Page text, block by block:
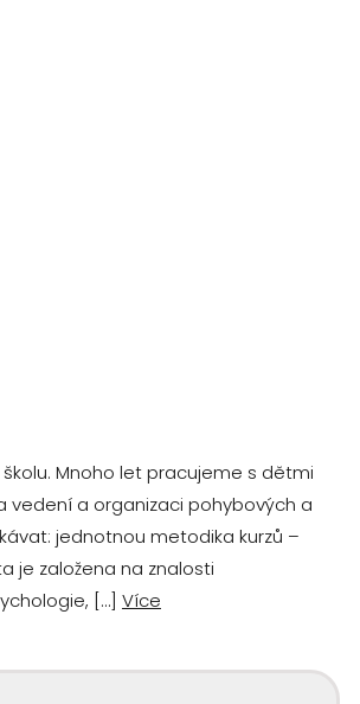
Mnoho let pracujeme s dětmi
vedení a organizaci pohybových a
jednotnou metodika kurzů –
je založena na znalosti
[…] Více